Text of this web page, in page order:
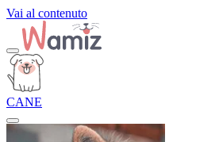
Vai al contenuto
CANE